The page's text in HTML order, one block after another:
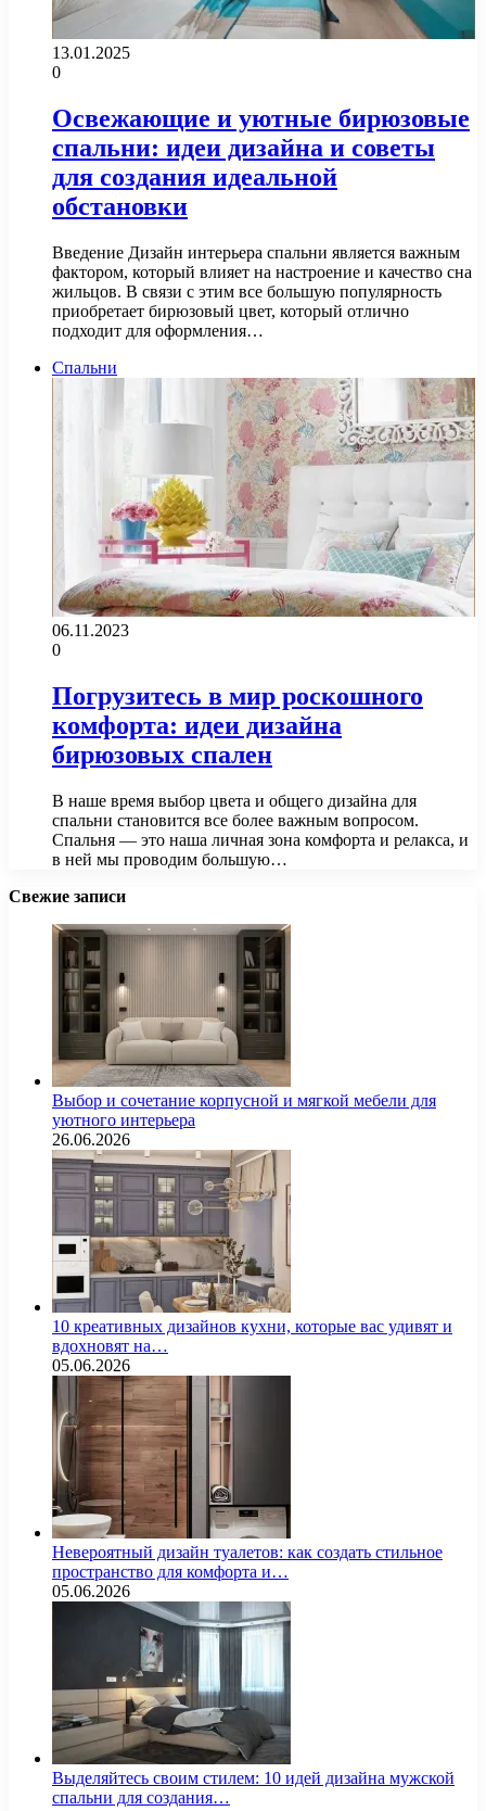
13.01.2025
0
Освежающие и уютные бирюзовые
спальни: идеи дизайна и советы
для создания идеальной
обстановки
Введение Дизайн интерьера спальни является важным
фактором, который влияет на настроение и качество сна
жильцов. В связи с этим все большую популярность
приобретает бирюзовый цвет, который отлично
подходит для оформления…
Спальни
06.11.2023
0
Погрузитесь в мир роскошного
комфорта: идеи дизайна
бирюзовых спален
В наше время выбор цвета и общего дизайна для
спальни становится все более важным вопросом.
Спальня — это наша личная зона комфорта и релакса, и
в ней мы проводим большую…
Свежие записи
Выбор и сочетание корпусной и мягкой мебели для
уютного интерьера
26.06.2026
10 креативных дизайнов кухни, которые вас удивят и
вдохновят на…
05.06.2026
Невероятный дизайн туалетов: как создать стильное
пространство для комфорта и…
05.06.2026
Выделяйтесь своим стилем: 10 идей дизайна мужской
спальни для создания…